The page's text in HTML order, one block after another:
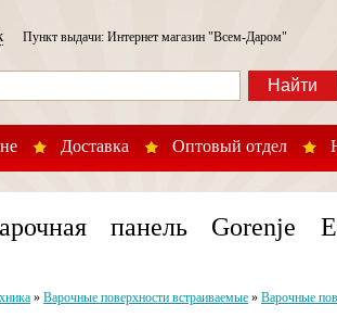
Доставка Оптовый отдел
Пункт выдачи: Интернет магазин "Всем-Даром"
Найти
панель
» Варочные поверхности встраиваемые» Варочные